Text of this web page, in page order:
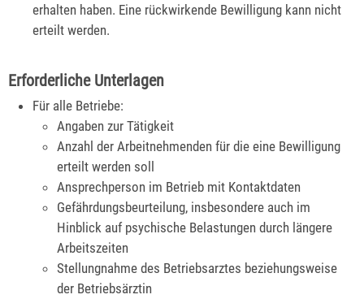
erhalten haben. Eine rückwirkende Bewilligung kann nicht
erteilt werden.
Erforderliche Unterlagen
Für alle Betriebe:
Angaben zur Tätigkeit
Anzahl der Arbeitnehmenden für die eine Bewilligung
erteilt werden soll
Ansprechperson im Betrieb mit Kontaktdaten
Gefährdungsbeurteilung, insbesondere auch im
Hinblick auf psychische Belastungen durch längere
Arbeitszeiten
Stellungnahme des Betriebsarztes beziehungsweise
der Betriebsärztin